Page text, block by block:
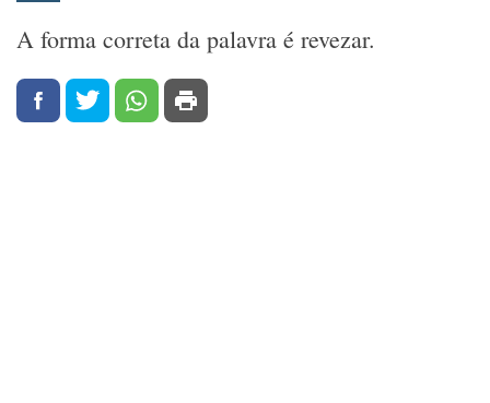
A forma correta da palavra é revezar.